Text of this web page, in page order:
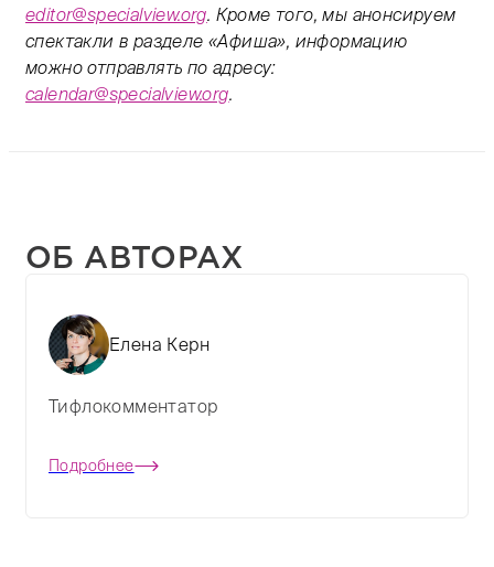
editor@specialview.org. Кроме того, мы анонсируем
спектакли в разделе «Афиша», информацию
можно отправлять по адресу:
calendar@specialview.org.
ОБ АВТОРАХ
Елена Керн
Тифлокомментатор
Подробнее